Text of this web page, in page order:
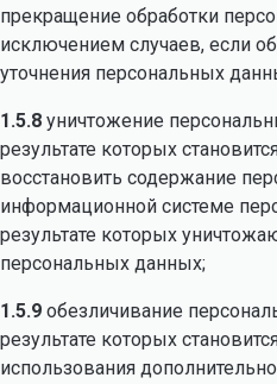
прекращение обработки
исключением случаев, если
уточнения персональных
1.5.8 уничтожение
результате которых
восстановить содержание
информационной системе
результате которых
персональных данных;
1.5.9 обезличивание
результате которых
использования